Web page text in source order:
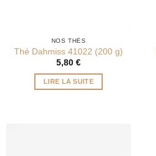
NOS THÉS
Thé Dahmiss 41022 (200 g)
5,80 €
LIRE LA SUITE